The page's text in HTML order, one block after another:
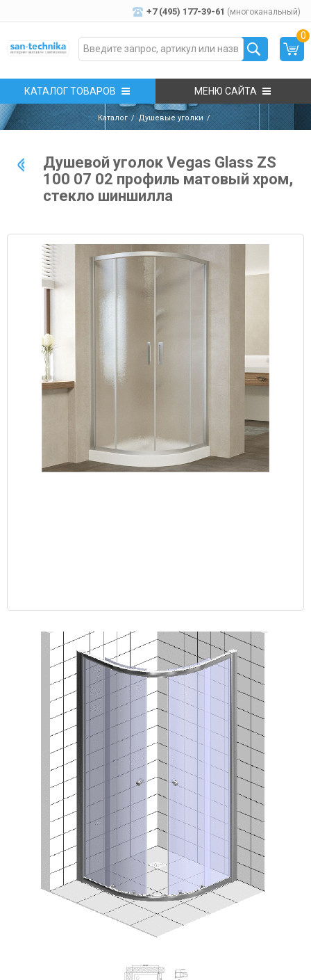
+7 (495) 177-39-61 (многоканальный)
0
КАТАЛОГ ТОВАРОВ МЕНЮ САЙТА
Каталог Душевые уголки
Душевой уголок Vegas Glass ZS
100 07 02 профиль матовый хром,
стекло шиншилла